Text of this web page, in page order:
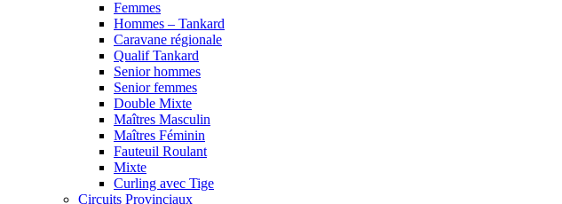
Femmes
Hommes – Tankard
Caravane régionale
Qualif Tankard
Senior hommes
Senior femmes
Double Mixte
Maîtres Masculin
Maîtres Féminin
Fauteuil Roulant
Mixte
Curling avec Tige
Circuits Provinciaux